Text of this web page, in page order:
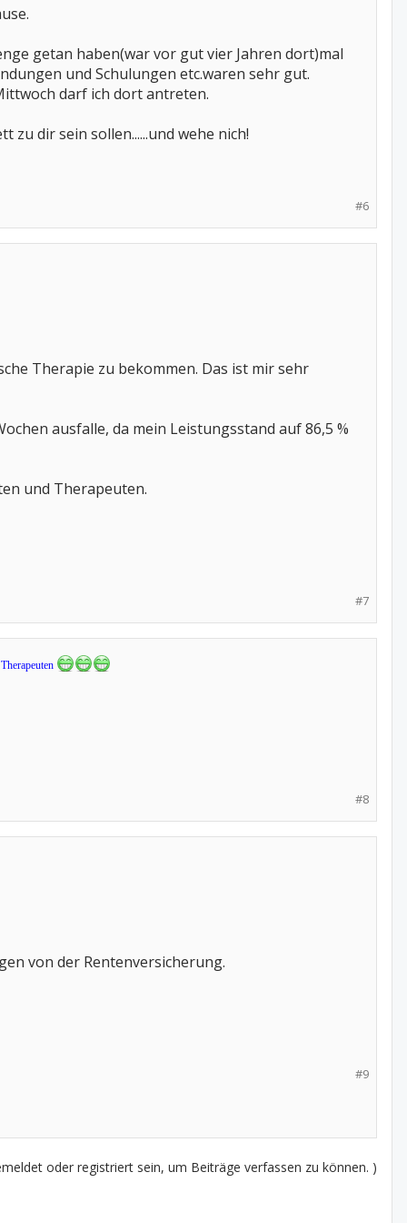
getan haben(war vor gut vier Jahren dort)mal
und Schulungen etc.waren sehr gut.
darf ich dort antreten.
zu dir sein sollen......und wehe nich!
#6
Therapie zu bekommen. Das ist mir sehr
ausfalle, da mein Leistungsstand auf 86,5 %
und Therapeuten.
#7
#8
von der Rentenversicherung.
#9
oder registriert sein, um Beiträge verfassen zu können. )